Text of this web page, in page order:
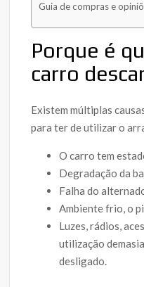
Guia de compras e
Porque é
carro
Existem múltiplas
para ter de utilizar o
O carro tem
Degradação da
Falha do
Ambiente frio, o
Luzes, rádios,
utilização
desligado.